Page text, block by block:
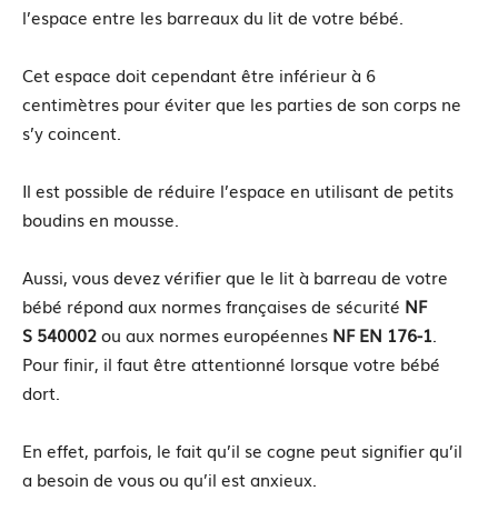
l’espace entre les barreaux du lit de votre bébé.
Cet espace doit cependant être inférieur à 6
centimètres pour éviter que les parties de son corps ne
s’y coincent.
Il est possible de réduire l’espace en utilisant de petits
boudins en mousse.
Aussi, vous devez vérifier que le lit à barreau de votre
bébé répond aux normes françaises de sécurité NF
S 540002ou aux normes européennes NF EN 176-1.
Pour finir, il faut être attentionné lorsque votre bébé
dort.
En effet, parfois, le fait qu’il se cogne peut signifier qu’il
a besoin de vous ou qu’il est anxieux.